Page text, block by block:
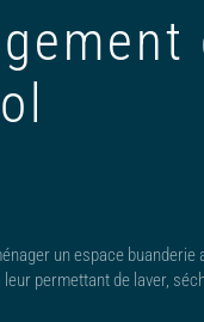
un espace
permettant de laver,